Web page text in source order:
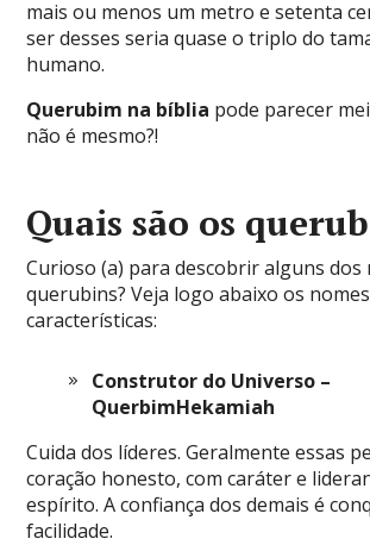
mais ou menos um metro e setenta
ser desses seria quase o triplo do
humano.
Querubim na bíblia pode parecer
não é mesmo?!
Quais são os
Curioso (a) para descobrir alguns dos
querubins? Veja logo abaixo os
características:
Construtor do Universo –
QuerbimHekamiah
Cuida dos líderes. Geralmente essas
coração honesto, com caráter e
espírito. A confiança dos demais é
facilidade.